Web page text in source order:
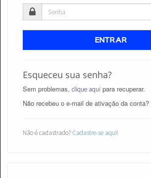
ALFAQUIZ
Aprovados
ENTRAR
Esqueceu sua senha?
Sem problemas, clique aqui para recuperar.
Não recebeu o e-mail de ativação da conta?
Não é cadastrado? Cadastre-se aqui!